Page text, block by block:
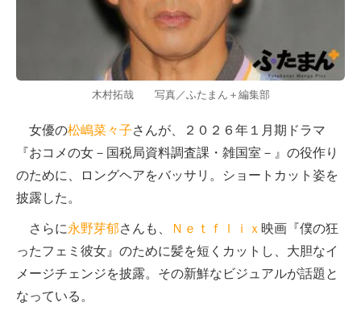
木村拓哉 写真／ふたまん＋編集部
女優の松嶋菜々子さんが、２０２６年１月期ドラマ
『おコメの女－国税局資料調査課・雑国室－』の役作り
のために、ロングヘアをバッサリ。ショートカット姿を
披露した。
さらに永野芽郁さんも、 Ｎｅｔｆｌｉｘ 映画『僕の狂
ったフェミ彼女』のために髪を短くカットし、大胆なイ
メージチェンジを披露。その新鮮なビジュアルが話題と
なっている。